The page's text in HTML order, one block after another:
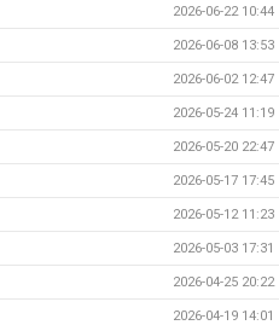
2026-06-22 10:44
2026-06-08 13:53
2026-06-02 12:47
2026-05-24 11:19
2026-05-20 22:47
2026-05-17 17:45
2026-05-12 11:23
2026-05-03 17:31
2026-04-25 20:22
2026-04-19 14:01